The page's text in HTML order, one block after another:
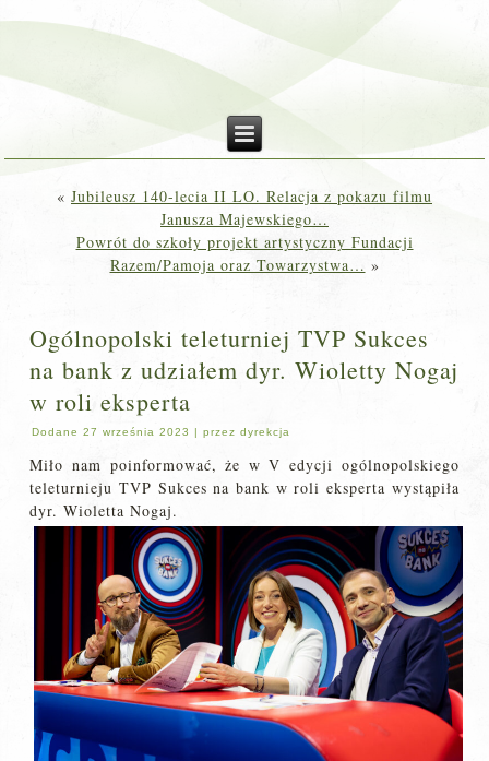
« Jubileusz 140-lecia II LO. Relacja z pokazu filmu
Janusza Majewskiego…
Powrót do szkoły projekt artystyczny Fundacji
Razem/Pamoja oraz Towarzystwa… »
Ogólnopolski teleturniej TVP Sukces
na bank z udziałem dyr. Wioletty Nogaj
w roli eksperta
Dodane 27 września 2023 |przez dyrekcja
Miło nam poinformować, że w V edycji ogólnopolskiego
teleturnieju TVP Sukces na bank w roli eksperta wystąpiła
dyr. Wioletta Nogaj.